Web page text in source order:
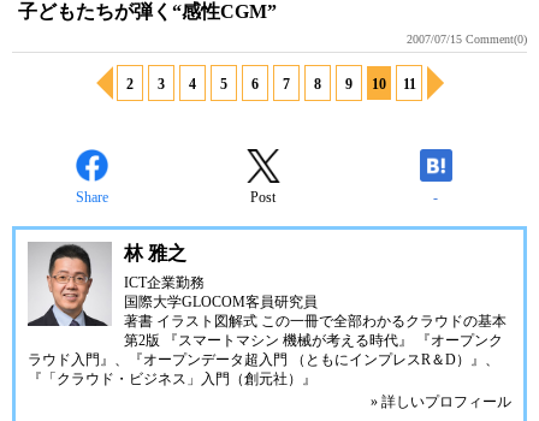
子どもたちが弾く“感性CGM”
2007/07/15 Comment(0)
2 3 4 5 6 7 8 9 10 11
Share Post -
林 雅之
ICT企業勤務
国際大学GLOCOM客員研究員
著書 イラスト図解式 この一冊で全部わかるクラウドの基本
第2版
『スマートマシン 機械が考える時代』
『オープンク
ラウド入門』 、 『オープンデータ超入門 （ともにインプレスR＆D）』 、
『「クラウド・ビジネス」入門（創元社）』
» 詳しいプロフィール